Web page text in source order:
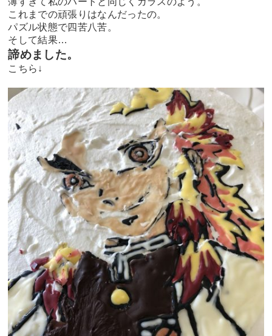
これまでの頑張りはなんだったの。
パズル状態で四苦八苦。
そして結果…
諦めました。
こちら↓